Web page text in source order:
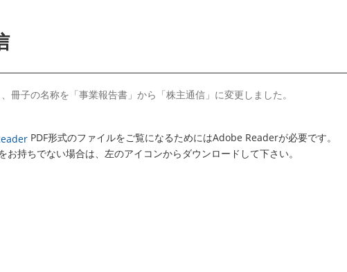
冊子の名称を「事業報告書」から「株主通信」に変更しました。
PDF形式のファイルをご覧になるためにはAdobe Readerが必要です。
持ちでない場合は、左のアイコンからダウンロードして下さい。